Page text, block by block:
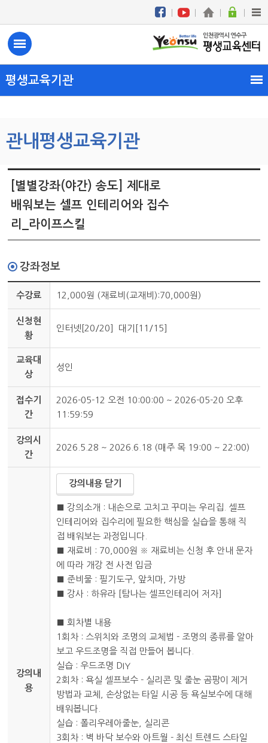
관내평생교육기관
평생교육기관
[별별강좌(야간) 송도] 제대로
배워보는 셀프 인테리어와 집수
리
_라이프스킬
강좌정보
수강료 12,000원 (재료비(교재비):70,000원)
신청현
황
인터넷[20/20] 대기[11/15]
교육대
상
성인
접수기
간
2026-05-12 오전 10:00:00 ~ 2026-05-20 오후
11:59:59
강의시
간
2026.5.28 ~ 2026.6.18 (매주 목 19:00 ~ 22:00)
강의내
용
강의내용 닫기
■ 강의소개 : 내손으로 고치고 꾸미는 우리집. 셀프
인테리어와 집수리에 필요한 핵심을 실습을 통해 직
접 배워보는 과정입니다.
■ 재료비 : 70,000원 ※ 재료비는 신청 후 안내 문자
에 따라 개강 전 사전 입금
■ 준비물 : 필기도구, 앞치마, 가방
■ 강사 : 하유라 [탐나는 셀프인테리어 저자]
■ 회차별 내용
1회차 : 스위치와 조명의 교체법 - 조명의 종류를 알아
보고 우드조명을 직접 만들어 봅니다.
실습 : 우드조명 DIY
2회차 : 욕실 셀프보수 - 실리콘 및 줄눈 곰팡이 제거
방법과 교체, 손상없는 타일 시공 등 욕실보수에 대해
배워봅니다.
실습 : 폴리우레아줄눈, 실리콘
3회차 : 벽 바닥 보수와 아트월 - 최신 트렌드 스타일